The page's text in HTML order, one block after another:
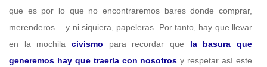
que es por lo que no encontraremos bares donde comprar,
merenderos… y ni siquiera, papeleras. Por tanto, hay que llevar
en la mochila civismo para recordar que la basura que
generemos hay que traerla con nosotros y respetar así este